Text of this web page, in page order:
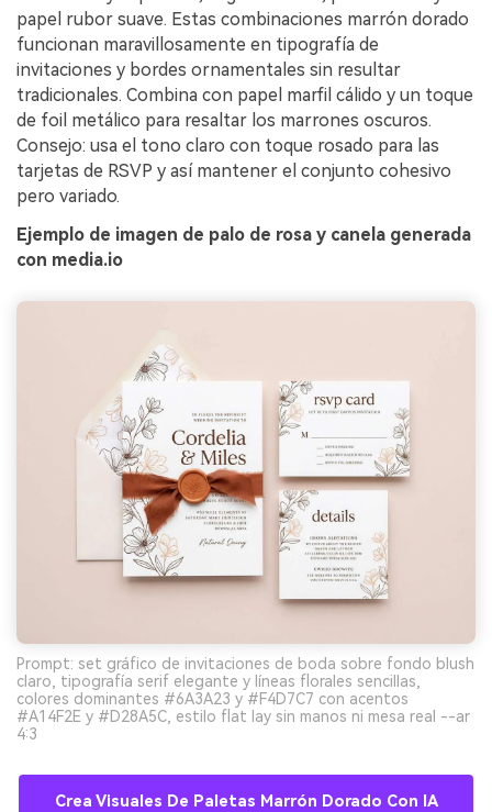
papel rubor suave. Estas combinaciones marrón dorado
funcionan maravillosamente en tipografía de
invitaciones y bordes ornamentales sin resultar
tradicionales. Combina con papel marfil cálido y un toque
de foil metálico para resaltar los marrones oscuros.
Consejo: usa el tono claro con toque rosado para las
tarjetas de RSVP y así mantener el conjunto cohesivo
pero variado.
Ejemplo de imagen de palo de rosa y canela generada
con media.io
Prompt: set gráfico de invitaciones de boda sobre fondo blush
claro, tipografía serif elegante y líneas florales sencillas,
colores dominantes #6A3A23 y #F4D7C7 con acentos
#A14F2E y #D28A5C, estilo flat lay sin manos ni mesa real --ar
4:3
Crea Visuales De Paletas Marrón Dorado Con IA